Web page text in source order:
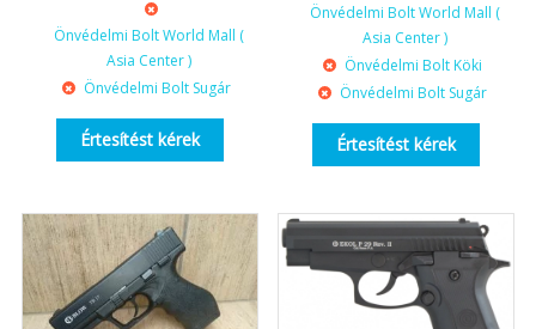
Önvédelmi Bolt World Mall (
Asia Center )
Önvédelmi Bolt Sugár
Értesítést kérek
Önvédelmi Bolt World Mall (
Asia Center )
Önvédelmi Bolt Köki
Önvédelmi Bolt Sugár
Értesítést kérek